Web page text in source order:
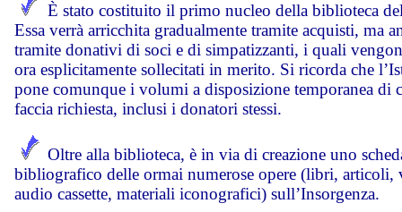
È stato costituito il primo nucleo della biblioteca
Essa verrà arricchita gradualmente tramite acquisti, ma
tramite donativi di soci e di simpatizzanti, i quali
ora esplicitamente sollecitati in merito. Si ricorda che
pone comunque i volumi a disposizione temporanea di
faccia richiesta, inclusi i donatori stessi.
Oltre alla biblioteca, è in via di creazione uno
bibliografico delle ormai numerose opere (libri, articoli,
audio cassette, materiali iconografici) sull’Insorgenza.